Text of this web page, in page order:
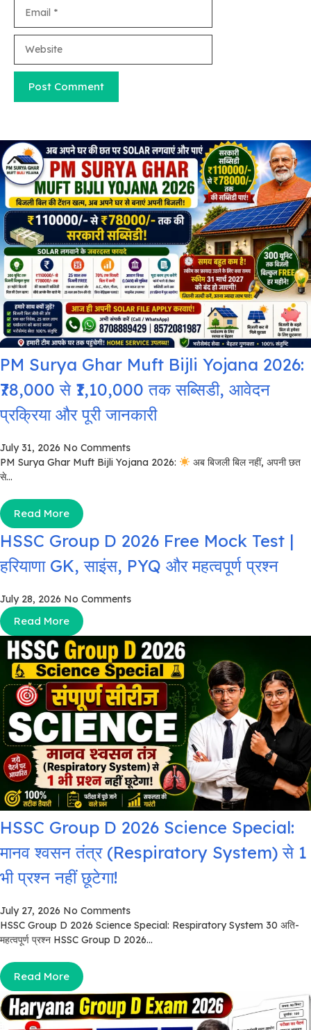
PM Surya Ghar Muft Bijli Yojana 2026:
₹78,000 से ₹1,10,000 तक सब्सिडी, आवेदन
प्रक्रिया और पूरी जानकारी
July 31, 2026 No Comments
PM Surya Ghar Muft Bijli Yojana 2026:
अब बिजली बिल नहीं, अपनी छत
से...
Read More
HSSC Group D 2026 Free Mock Test |
हरियाणा GK, साइंस, PYQ और महत्वपूर्ण प्रश्न
July 28, 2026 No Comments
Read More
HSSC Group D 2026 Science Special:
मानव श्वसन तंत्र (Respiratory System) से 1
भी प्रश्न नहीं छूटेगा!
July 27, 2026 No Comments
HSSC Group D 2026 Science Special: Respiratory System 30 अति-
महत्वपूर्ण प्रश्न HSSC Group D 2026...
Read More